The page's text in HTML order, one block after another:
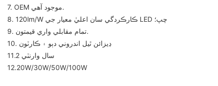
7. OEM موجود آهي.
8. 120lm/W ڪارڪردگي سان اعليٰ معيار جي LED چپ؛
9. تمام مقابلي واري قيمتون.
10. ڊيزائن ٿيل اندروني دٻو ۽ ڪارٽون
11.2 سال وارنٽي
12.20W/30W/50W/100W